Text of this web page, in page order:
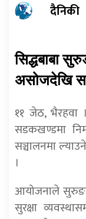
दैनिकी
सिद्धबाबा
असोजदेखि
११ जेठ, भैरहवा ।
सडकखण्डमा
सञ्चालनमा
।
आयोजनाले
सुरक्षा